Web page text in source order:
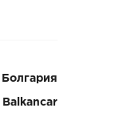
Болгария
Balkancar